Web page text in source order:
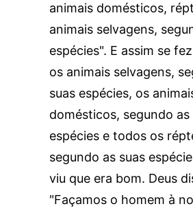
animais domésticos,
animais selvagens,
espécies". E assim se
os animais selvagens,
suas espécies, os
domésticos, segundo as
espécies e todos os
segundo as suas
viu que era bom. Deus
"Façamos o homem à